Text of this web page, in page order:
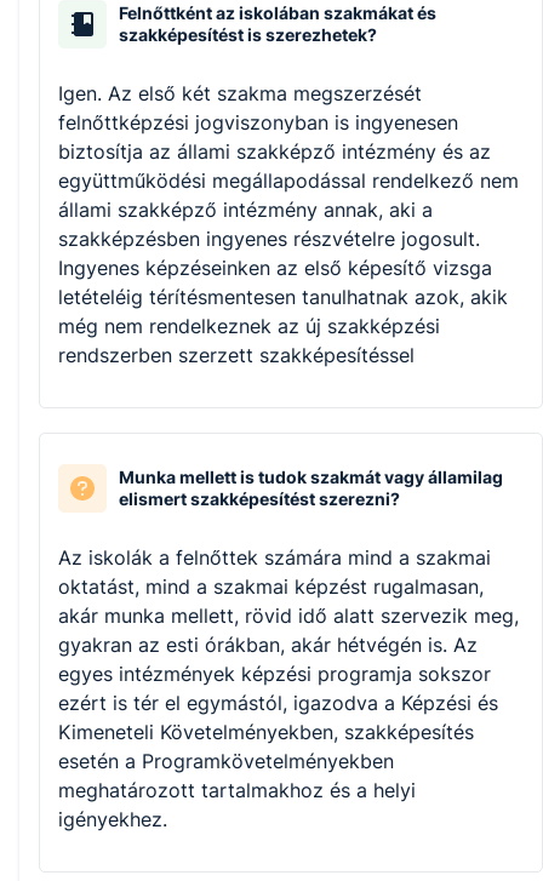
Felnőttként az iskolában szakmákat és
szakképesítést is szerezhetek?
Igen. Az első két szakma megszerzését
felnőttképzési jogviszonyban is ingyenesen
biztosítja az állami szakképző intézmény és az
együttműködési megállapodással rendelkező nem
állami szakképző intézmény annak, aki a
szakképzésben ingyenes részvételre jogosult.
Ingyenes képzéseinken az első képesítő vizsga
letételéig térítésmentesen tanulhatnak azok, akik
még nem rendelkeznek az új szakképzési
rendszerben szerzett szakképesítéssel
Munka mellett is tudok szakmát vagy államilag
elismert szakképesítést szerezni?
Az iskolák a felnőttek számára mind a szakmai
oktatást, mind a szakmai képzést rugalmasan,
akár munka mellett, rövid idő alatt szervezik meg,
gyakran az esti órákban, akár hétvégén is. Az
egyes intézmények képzési programja sokszor
ezért is tér el egymástól, igazodva a Képzési és
Kimeneteli Követelményekben, szakképesítés
esetén a Programkövetelményekben
meghatározott tartalmakhoz és a helyi
igényekhez.